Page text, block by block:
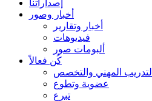
إصداراتنا
أخبار وصور
أخبار وتقارير
فيديوهات
ألبومات صور
كُن فعالاً
التدريب المهني والتخصص
عضوية وتطوع
تبرع